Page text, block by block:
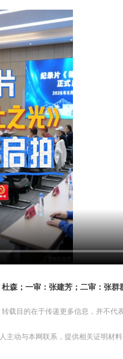
森；一审：张建芳；二审：张群
载目的在于传递更多信息，并不代
动与本网联系，提供相关证明材料